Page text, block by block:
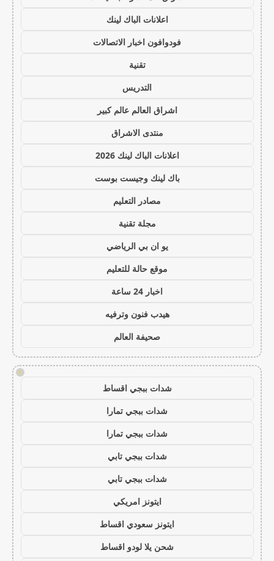
اعلانات الباك لينك
فودوافون اخبار الاتصالات
تقنية
التدريس
اشراق العالم عالم كبير
منتدى الاشراق
اعلانات الباك لينك 2026
باك لينك وجيست بوست
مصادر التعليم
مجلة تقنية
يو ان بي الرياضي
موقع حالة للتعليم
اخبار 24 ساعة
هيدب فنون وترفيه
صحيفة العالم
!
شدات ببجي اقساط
شدات ببجي تمارا
شدات ببجي تمارا
شدات ببجي تابي
شدات ببجي تابي
ايتونز امريكي
ايتونز سعودي اقساط
شحن يلا لودو اقساط